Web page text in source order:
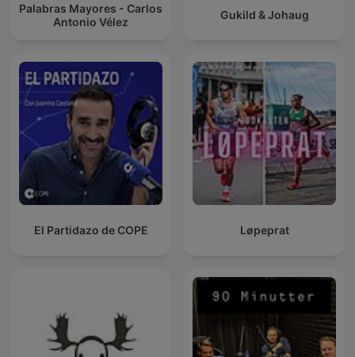
Palabras Mayores - Carlos
Antonio Vélez
Gukild & Johaug
El Partidazo de COPE Løpeprat